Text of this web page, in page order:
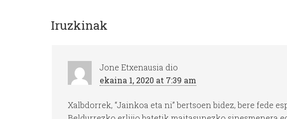
Iruzkinak
Jone Etxenausia dio
ekaina 1, 2020 at 7:39 am
Xalbdorrek, “Jainkoa eta ni” bertsoen bidez, bere fede